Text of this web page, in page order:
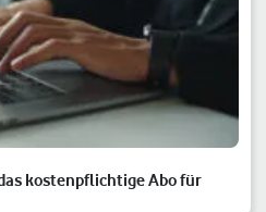
kostenpflichtige Abo für